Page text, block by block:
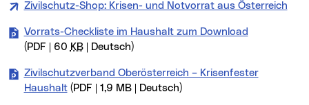
Zivilschutz-Shop: Krisen- und Notvorrat aus Österreich
Vorrats-Checkliste im Haushalt zum Download
(PDF | 60 KB| Deutsch)
Zivilschutzverband Oberösterreich – Krisenfester
Haushalt (PDF | 1,9 MB | Deutsch)